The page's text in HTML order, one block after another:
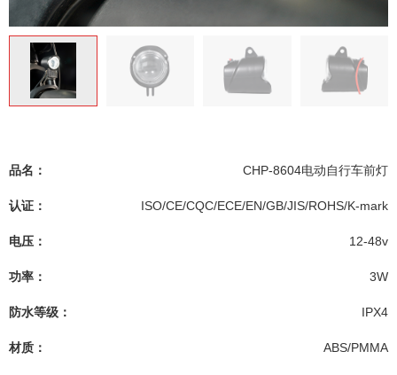
品名： CHP-8604电动自行车前灯
认证： ISO/CE/CQC/ECE/EN/GB/JIS/ROHS/K-mark
电压： 12-48v
功率： 3W
防水等级： IPX4
材质： ABS/PMMA